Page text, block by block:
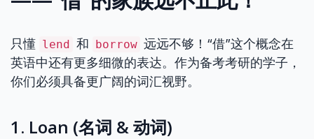
只懂 lend 和 borrow 远远不够！“借”这个概念在
英语中还有更多细微的表达。作为备考考研的学子，
你们必须具备更广阔的词汇视野。
1. Loan (名词 & 动词)